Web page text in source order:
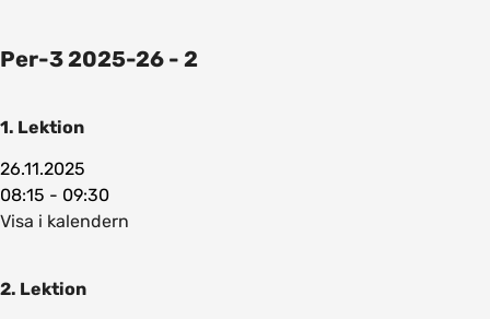
Per-3 2025-26 - 2
1. Lektion
26.11.2025
08:15 - 09:30
Visa i kalendern
2. Lektion